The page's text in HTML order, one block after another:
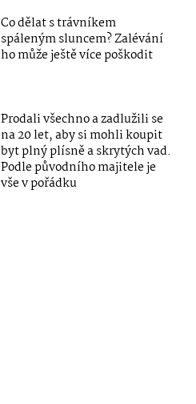
Co dělat s trávníkem
spáleným sluncem? Zalévání
ho může ještě více poškodit
Prodali všechno a zadlužili se
na 20 let, aby si mohli koupit
byt plný plísně a skrytých vad.
Podle původního majitele je
vše v pořádku